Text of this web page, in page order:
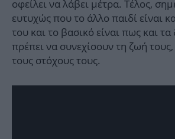
οφείλει να λάβει μέτρα. Τέλος,
ευτυχώς που το άλλο παιδί είναι
του και το βασικό είναι πως και
πρέπει να συνεχίσουν τη ζωή
τους στόχους τους.